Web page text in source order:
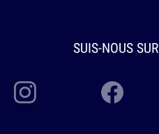
SUIS-NOUS SUR